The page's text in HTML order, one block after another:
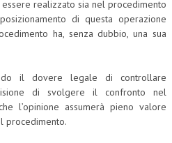
realizzato sia nel procedimento
di questa operazione
ha, senza dubbio, una sua
il dovere legale di controllare
di svolgere il confronto nel
l’opinione assumerà pieno valore
procedimento.